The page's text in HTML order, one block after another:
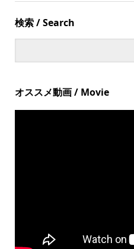
検索 / Search
オススメ動画 / Movie